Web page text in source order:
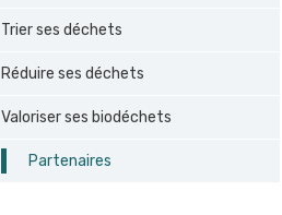
Trier ses déchets
Réduire ses déchets
Valoriser ses biodéchets
Partenaires